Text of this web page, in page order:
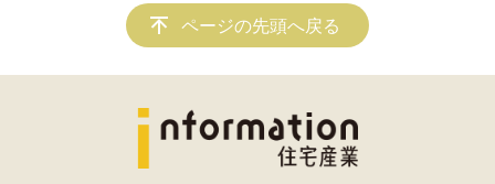
ページの先頭へ戻る